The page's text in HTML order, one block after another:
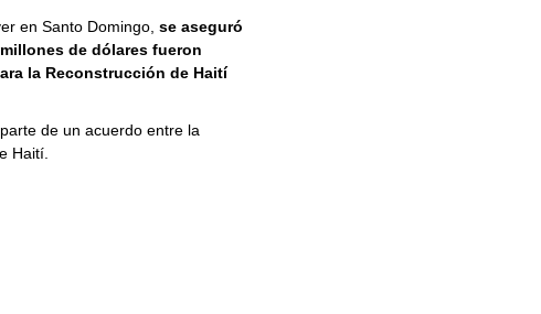
en Santo Domingo, se aseguró
de dólares fueron
la Reconstrucción de Haití
de un acuerdo entre la
Haití.